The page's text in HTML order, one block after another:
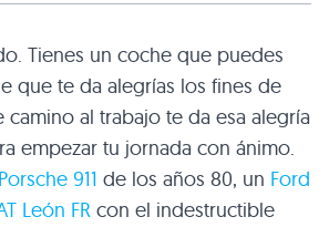
Tienes un coche que puedes
que te da alegrías los fines de
camino al trabajo te da esa alegría
empezar tu jornada con ánimo.
Porsche 911 de los años 80, un Ford
León FR con el indestructible